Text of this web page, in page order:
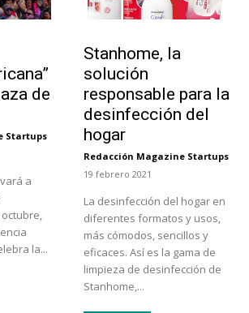
de
Startups
a
la...
Stanhome, la
solución
responsable para la
desinfección del
hogar
Redacción Magazine Startups
-
19 febrero 2021
La desinfección del hogar en
diferentes formatos y usos,
más cómodos, sencillos y
eficaces. Así es la gama de
limpieza de desinfección de
Stanhome,...